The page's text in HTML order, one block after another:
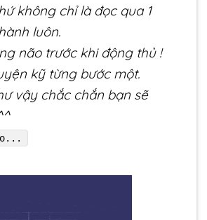
không chỉ là đọc qua 1
luôn.
não trước khi động thủ !
kỹ từng bước một.
vậy chắc chắn bạn sẽ